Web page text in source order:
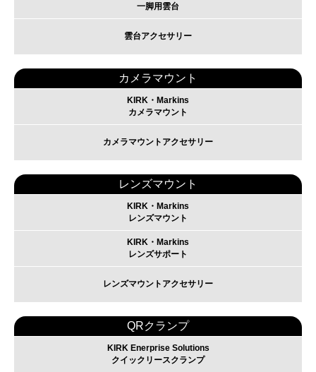
一脚用雲台
雲台アクセサリー
カメラマウント
KIRK・Markins
カメラマウント
カメラマウントアクセサリー
レンズマウント
KIRK・Markins
レンズマウント
KIRK・Markins
レンズサポート
レンズマウントアクセサリー
QRクランプ
KIRK Enerprise Solutions
クイックリースクランプ